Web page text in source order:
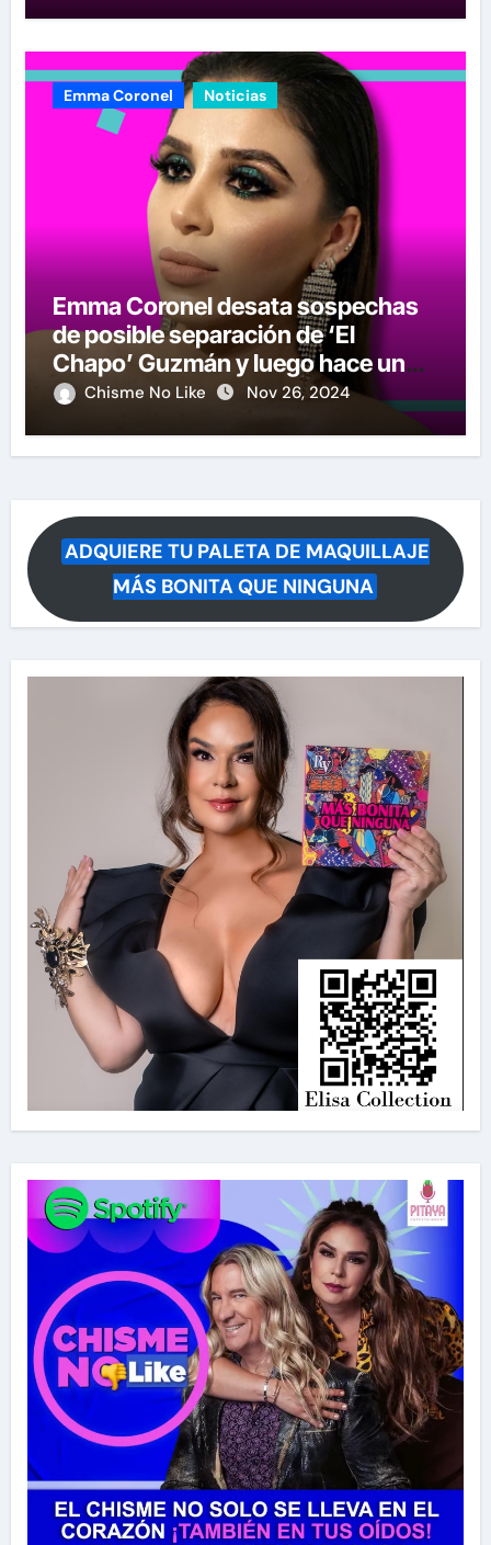
Emma Coronel Noticias
Emma Coronel desata sospechas
de posible separación de ‘El
Chapo’ Guzmán y luego hace un
crucial anuncio
Chisme No Like Nov 26, 2024
ADQUIERE TU PALETA DE MAQUILLAJE
MÁS BONITA QUE NINGUNA